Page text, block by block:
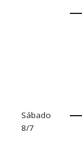
Sábado
8/7